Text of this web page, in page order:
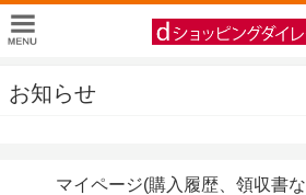
お知らせ
マイページ(購入履歴、領収書